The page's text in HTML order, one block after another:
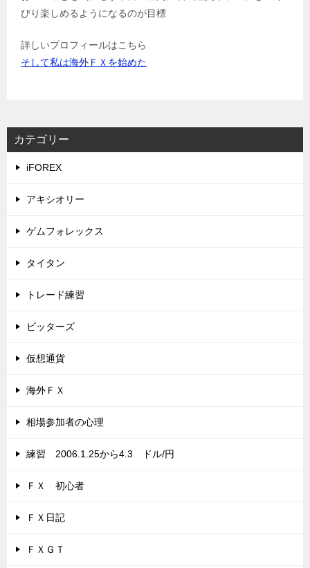
びり楽しめるようになるのが目標
詳しいプロフィールはこちら
そして私は海外ＦＸを始めた
カテゴリー
iFOREX
アキシオリー
ゲムフォレックス
タイタン
トレード練習
ビッターズ
仮想通貨
海外ＦＸ
相場参加者の心理
練習 2006.1.25から4.3 ドル/円
ＦＸ 初心者
ＦＸ日記
ＦＸＧＴ